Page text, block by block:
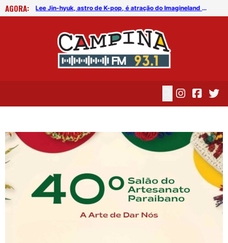
AGORA:
FICG trará Diogo Nogueira, Othon Bastos, Kell Smith e Antônio Nóbrega Lee Jin-hyuk, astro de K-pop, é atração do Imagineland On The Road 2026